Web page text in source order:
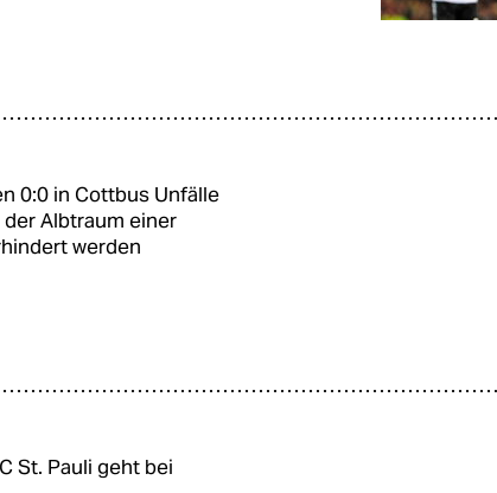
0:0 in Cottbus Unfälle
Albtraum einer
werden
St. Pauli geht bei